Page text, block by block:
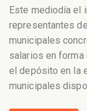
Este mediodía el
representantes
municipales
salarios en forma
el depósito en la
municipales